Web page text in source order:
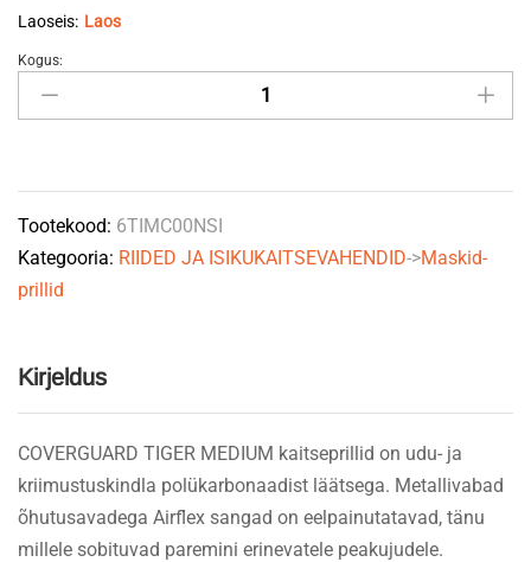
Laoseis: Laos
Kaitseprillid
COVERGUARD
quantity
Kogus:
Tootekood: 6TIMC00NSI
Kategooria: RIIDED JA ISIKUKAITSEVAHENDID->Maskid-
prillid
Kirjeldus
COVERGUARD TIGER MEDIUM kaitseprillid on udu- ja
kriimustuskindla polükarbonaadist läätsega. Metallivabad
õhutusavadega Airflex sangad on eelpainutatavad, tänu
millele sobituvad paremini erinevatele peakujudele.